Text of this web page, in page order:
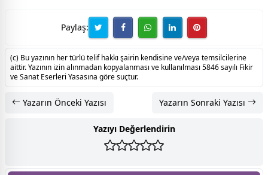
Paylaş:
(c) Bu yazının her türlü telif hakkı şairin kendisine ve/veya temsilcilerine
aittir. Yazının izin alınmadan kopyalanması ve kullanılması 5846 sayılı Fikir
ve Sanat Eserleri Yasasına göre suçtur.
Yazarın Önceki Yazısı Yazarın Sonraki Yazısı
Yazıyı Değerlendirin